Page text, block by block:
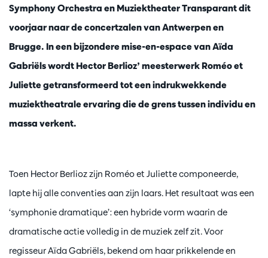
Symphony Orchestra en Muziektheater Transparant dit
voorjaar naar de concertzalen van Antwerpen en
Brugge. In een bijzondere mise-en-espace van Aïda
Gabriëls wordt Hector Berlioz’ meesterwerk Roméo et
Juliette getransformeerd tot een indrukwekkende
muziektheatrale ervaring die de grens tussen individu en
massa verkent.
Toen Hector Berlioz zijn Roméo et Juliette componeerde,
lapte hij alle conventies aan zijn laars. Het resultaat was een
‘symphonie dramatique’: een hybride vorm waarin de
dramatische actie volledig in de muziek zelf zit. Voor
regisseur Aïda Gabriëls, bekend om haar prikkelende en